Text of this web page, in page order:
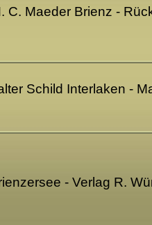
C. Maeder Brienz -
Schild Interlaken -
- Verlag R.